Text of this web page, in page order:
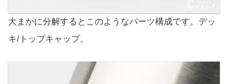
大まかに分解するとこのようなパーツ構成です。デッ
キ/トップキャップ。